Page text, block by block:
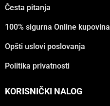
Česta pitanja
100% sigurna Online kupovina
Opšti uslovi poslovanja
Politika privatnosti
KORISNIČKI NALOG